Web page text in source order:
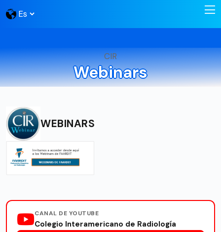
CIR
Webinars
WEBINARS
CANAL DE YOUTUBE
Colegio Interamericano de Radiología